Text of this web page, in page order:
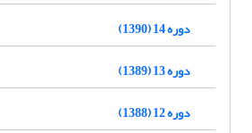
دوره 14 (1390)
دوره 13 (1389)
دوره 12 (1388)